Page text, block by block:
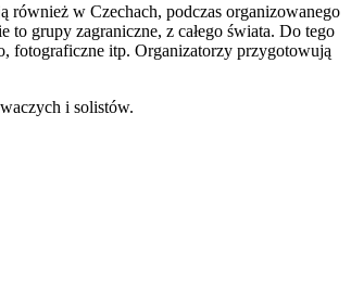
również w Czechach, podczas organizowanego
grupy zagraniczne, z całego świata. Do tego
fotograficzne itp. Organizatorzy przygotowują
i solistów.